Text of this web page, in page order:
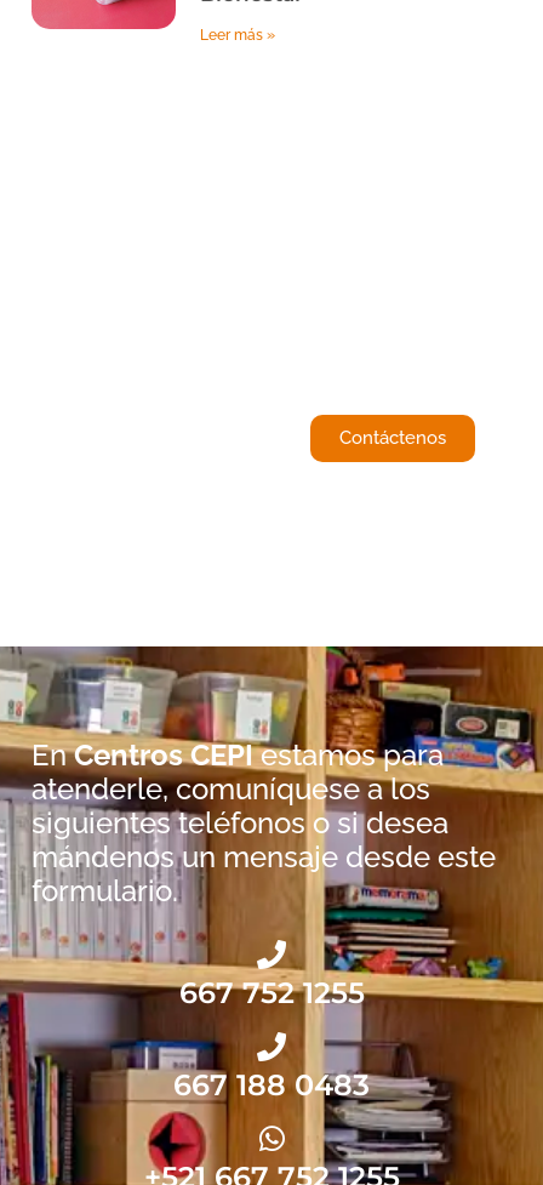
Leer más »
Contáctenos
EnCentros CEPIestamos para
atenderle, comuníquese a los
siguientes teléfonos o si desea
mándenos un mensaje desde este
formulario.
667 752 1255
667 188 0483
+521 667 752 1255